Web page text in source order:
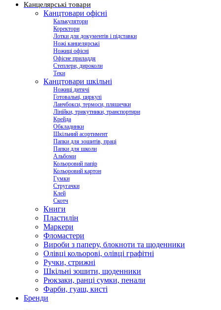
Канцелярські товари
Канцтовари офісні
Калькулятори
Коректори
Лотки для документів і підставки
Ножі канцелярські
Ножиці офісні
Офісне приладдя
Степлери, дироколи
Теки
Канцтовари шкільні
Ножиці дитячі
Готовальні, циркулі
Ланчбокси, термоси, пляшечки
Лінійки, трикутники, транспортири
Крейда
Обкладинки
Шкільний асортимент
Папки для зошитів, праці
Папки для школи
Альбоми
Кольоровий папір
Кольоровий картон
Гумки
Стругачки
Клей
Скотч
Книги
Пластилін
Маркери
Фломастери
Вироби з паперу, блокноти та щоденники
Олівці кольорові, олівці графітні
Ручки, стрижні
Шкільні зошити, щоденники
Рюкзаки, ранці сумки, пенали
Фарби, гуаш, кисті
Бренди